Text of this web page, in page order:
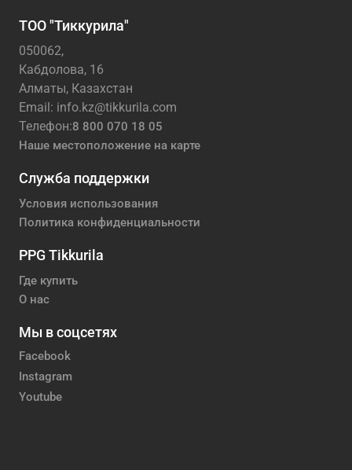
ТОО "Тиккурила"
050062,
Кабдолова, 16
Алматы, Казахстан
Email: info.kz@tikkurila.com
Телефон:8 800 070 18 05
Наше местоположение на карте
Служба поддержки
Условия использования
Политика конфиденциальности
PPG Tikkurila
Где купить
О нас
Мы в соцсетях
Facebook
Instagram
Youtube